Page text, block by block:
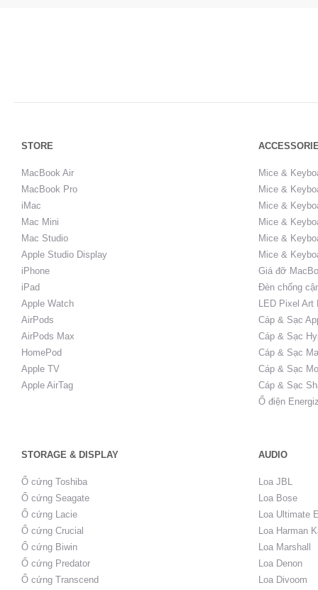
STORE
MacBook Air
MacBook Pro
iMac
Mac Mini
Mac Studio
Apple Studio Display
iPhone
iPad
Apple Watch
AirPods
AirPods Max
HomePod
Apple TV
Apple AirTag
Mice &
Mice &
Mice &
Mice &
Mice &
Mice &
Giá đỡ
Đèn chống
LED Pixel Art
Cáp & Sạc
Cáp & Sạc
Cáp & Sạc
Cáp & Sạc
Cáp & Sạc
Ổ điện
STORAGE & DISPLAY AUDIO
Ổ cứng Toshiba
Ổ cứng Seagate
Ổ cứng Lacie
Ổ cứng Crucial
Ổ cứng Biwin
Ổ cứng Predator
Ổ cứng Transcend
Loa JBL
Loa Bose
Loa Ultimate
Loa Harman
Loa Marshall
Loa Denon
Loa Divoom